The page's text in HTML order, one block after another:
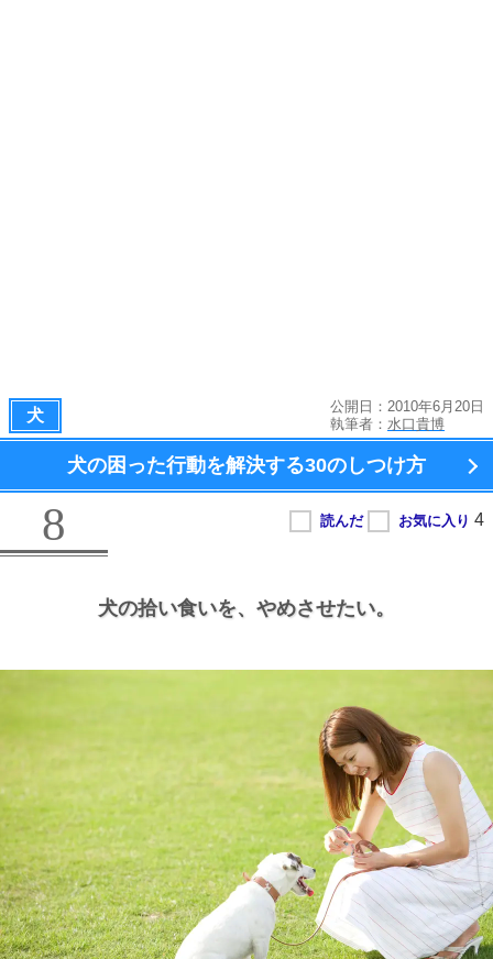
犬
公開日：2010年6月20日
執筆者： 水口貴博
犬の困った行動を解決する30のしつけ方
8
犬の拾い食いを、 やめさせたい。